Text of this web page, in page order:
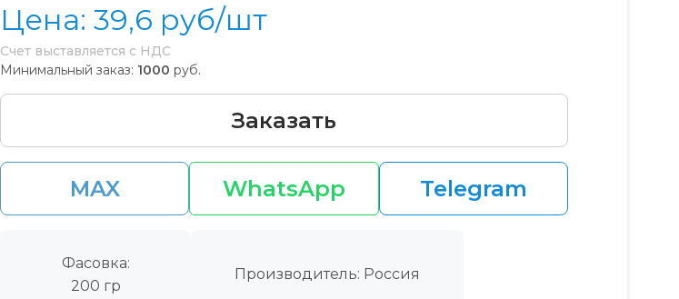
Цена: 39,6 руб/шт
Счет выставляется с НДС
Минимальный заказ: 1000 руб.
Заказать
MAX WhatsApp Telegram
Фасовка:
200 гр
Производитель: Россия